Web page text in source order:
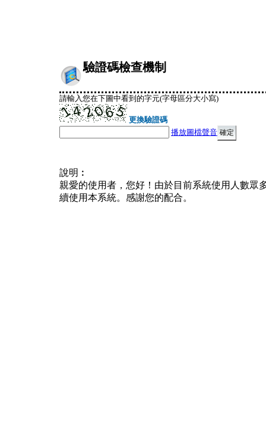
驗證碼檢查機制
請輸入您在下圖中看到的字元(字母區分大小寫)
更換驗證碼
播放圖檔聲音
說明︰
親愛的使用者，您好！由於目前系統使用人數眾
續使用本系統。感謝您的配合。